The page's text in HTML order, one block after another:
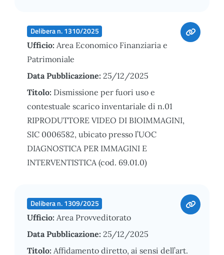
Delibera n. 1310/2025
Ufficio: Area Economico Finanziaria e
Patrimoniale
Data Pubblicazione: 25/12/2025
Titolo: Dismissione per fuori uso e
contestuale scarico inventariale di n.01
RIPRODUTTORE VIDEO DI BIOIMMAGINI,
SIC 0006582, ubicato presso l’UOC
DIAGNOSTICA PER IMMAGINI E
INTERVENTISTICA (cod. 69.01.0)
Delibera n. 1309/2025
Ufficio: Area Provveditorato
Data Pubblicazione: 25/12/2025
Titolo: Affidamento diretto, ai sensi dell’art.